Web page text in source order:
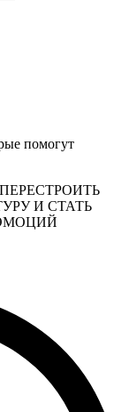
помогут
И СТАТЬ